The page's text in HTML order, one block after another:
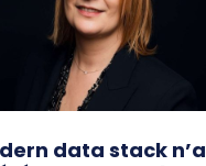
data stack n’a